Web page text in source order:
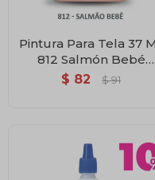
Pintura Para Tela 37
812 Salmón Bebé
Acrilex
$ 82 $ 91